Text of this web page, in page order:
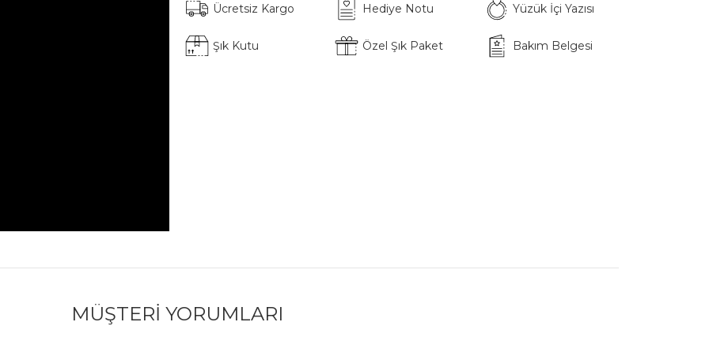
Ücretsiz Kargo Hediye Notu Yüzük İçi Yazısı
Şık Kutu Özel Şık Paket Bakım Belgesi
MÜŞTERI YORUMLARI